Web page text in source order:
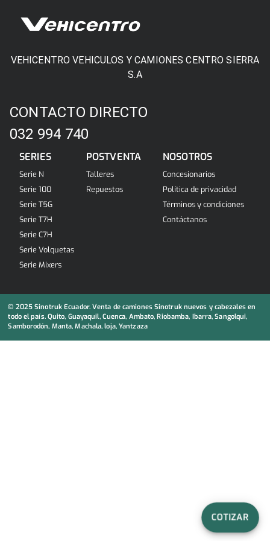
VEHICENTRO VEHICULOS Y CAMIONES CENTRO SIERRA
S.A
CONTACTO DIRECTO
032 994 740
SERIES
Serie N
Serie 100
Serie T5G
Serie T7H
Serie C7H
Serie Volquetas
Serie Mixers
POSTVENTA
Talleres
Repuestos
NOSOTROS
Concesionarios
Política de privacidad
Términos y condiciones
Contáctanos
© 2025 Sinotruk Ecuador. Venta de camiones Sinotruk nuevos y cabezales en
todo el país. Quito, Guayaquil, Cuenca, Ambato, Riobamba, Ibarra, Sangolqui,
Samborodón, Manta, Machala, loja, Yantzaza
COTIZAR